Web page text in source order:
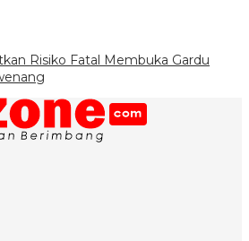
Risiko Fatal Membuka Gardu